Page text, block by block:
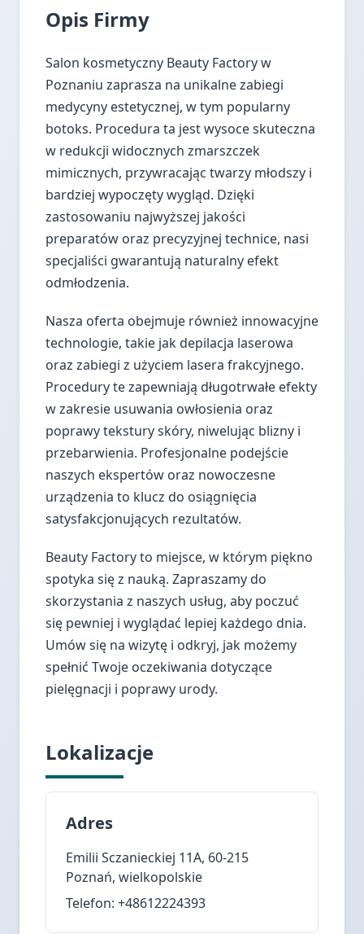
Opis Firmy
Salon kosmetyczny Beauty Factory w
Poznaniu zaprasza na unikalne zabiegi
medycyny estetycznej, w tym popularny
botoks. Procedura ta jest wysoce skuteczna
w redukcji widocznych zmarszczek
mimicznych, przywracając twarzy młodszy i
bardziej wypoczęty wygląd. Dzięki
zastosowaniu najwyższej jakości
preparatów oraz precyzyjnej technice, nasi
specjaliści gwarantują naturalny efekt
odmłodzenia.
Nasza oferta obejmuje również innowacyjne
technologie, takie jak depilacja laserowa
oraz zabiegi z użyciem lasera frakcyjnego.
Procedury te zapewniają długotrwałe efekty
w zakresie usuwania owłosienia oraz
poprawy tekstury skóry, niwelując blizny i
przebarwienia. Profesjonalne podejście
naszych ekspertów oraz nowoczesne
urządzenia to klucz do osiągnięcia
satysfakcjonujących rezultatów.
Beauty Factory to miejsce, w którym piękno
spotyka się z nauką. Zapraszamy do
skorzystania z naszych usług, aby poczuć
się pewniej i wyglądać lepiej każdego dnia.
Umów się na wizytę i odkryj, jak możemy
spełnić Twoje oczekiwania dotyczące
pielęgnacji i poprawy urody.
Lokalizacje
Adres
Emilii Sczanieckiej 11A, 60-215
Poznań, wielkopolskie
Telefon: +48612224393